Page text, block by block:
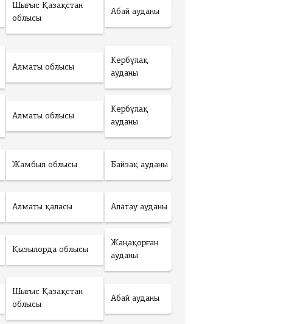
Шығыс Қазақстан
облысы
Абай ауданы
Алматы облысы
Кербұлақ
ауданы
Алматы облысы
Кербұлақ
ауданы
Жамбыл облысы Байзақ ауданы
Алматы қаласы Алатау ауданы
Қызылорда облысы
Жаңақорған
ауданы
Шығыс Қазақстан
облысы
Абай ауданы